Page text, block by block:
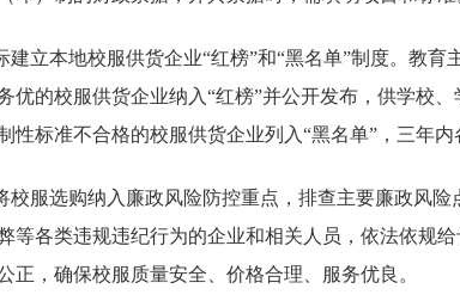
建立本地校服供货企业“红榜”和“黑名单”制度。教育
优的校服供货企业纳入“红榜”并公开发布，供学校
性标准不合格的校服供货企业列入“黑名单” ，三年
服选购纳入廉政风险防控重点，排查主要廉政风
等各类违规违纪行为的企业和相关人员，依法依规
，确保校服质量安全、价格合理、服务优良。